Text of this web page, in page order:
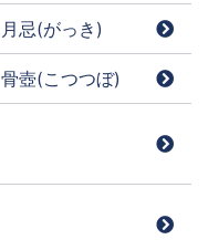
月忌(がっき)
骨壺(こつつぼ)